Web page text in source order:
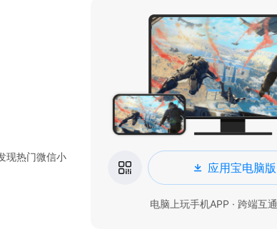
现热门微信小
应用宝电脑版
电脑上玩手机APP · 跨端互通